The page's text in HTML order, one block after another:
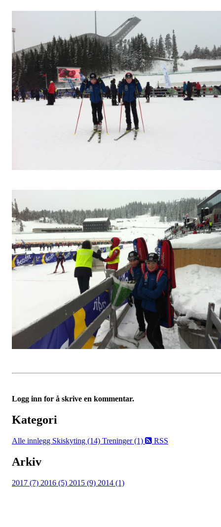
Logg inn for å skrive en kommentar.
Kategori
Alle innlegg Skiskyting (14) Treninger (1) RSS
Arkiv
2017 (7) 2016 (5) 2015 (9) 2014 (1)